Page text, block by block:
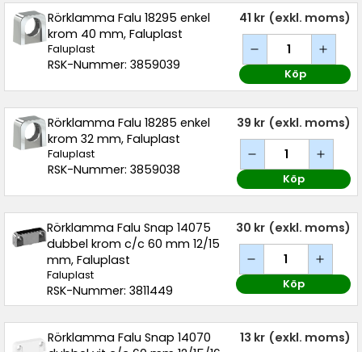
Rörklamma Falu 18295 enkel
krom 40 mm, Faluplast
Faluplast
RSK-Nummer: 3859039
41 kr (exkl. moms)
Köp
Rörklamma Falu 18285 enkel
krom 32 mm, Faluplast
Faluplast
RSK-Nummer: 3859038
39 kr (exkl. moms)
Köp
Rörklamma Falu Snap 14075
dubbel krom c/c 60 mm 12/15
mm, Faluplast
Faluplast
RSK-Nummer: 3811449
30 kr (exkl. moms)
Köp
Rörklamma Falu Snap 14070
13 kr (exkl. moms)